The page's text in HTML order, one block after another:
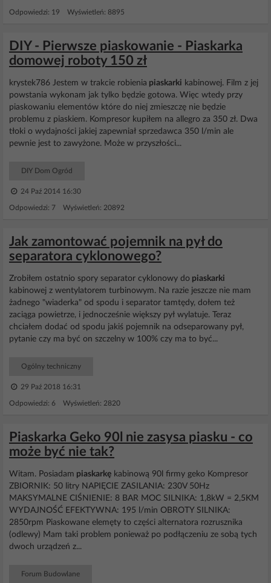
Odpowiedzi: 19 Wyświetleń: 8895
DIY - Pierwsze piaskowanie - Piaskarka
domowej roboty 150 zł
krystek786 Jestem w trakcie robienia piaskarki kabinowej. Film z jej
powstania wykonam jak tylko będzie gotowa. Więc wtedy przy
piaskowaniu elementów które do niej zmieszczę nie będzie
problemu z piaskiem. Kompresor kupiłem na allegro za 350 zł. Dwa
tłoki o wydajności jakiej zapewniał sprzedawca 350 l/min ale
pewnie jest to zawyżone. Może w przyszłości...
DIY Dom Ogród
24 Paź 2014 16:30
Odpowiedzi: 7 Wyświetleń: 20892
Jak zamontować pojemnik na pył do
separatora cyklonowego?
Zrobiłem ostatnio spory separator cyklonowy do piaskarki
kabinowej z wentylatorem turbinowym. Na razie jeszcze nie mam
żadnego "wiaderka" od spodu i separator tamtędy, dołem też
zaciąga powietrze, i jednocześnie większy pył wylatuje. Teraz
chciałem dodać od spodu jakiś pojemnik na odseparowany pył,
pytanie czy ma być on szczelny w 100% czy ma to być...
Ogólny techniczny
29 Paź 2018 16:31
Odpowiedzi: 6 Wyświetleń: 2820
Piaskarka Geko 90l nie zasysa piasku - co
może być nie tak?
Witam. Posiadam piaskarkę kabinową 90l firmy geko Kompresor
ZBIORNIK: 50 litry NAPIĘCIE ZASILANIA: 230V 50Hz
MAKSYMALNE CIŚNIENIE: 8 BAR MOC SILNIKA: 1,8kW = 2,5KM
WYDAJNOŚĆ EFEKTYWNA: 195 l/min OBROTY SILNIKA:
2850rpm Piaskowane elemęty to części alternatora rozrusznika
(odlewy) Mam taki problem ponieważ po podłączeniu ze sobą tych
dwoch urządzeń z...
Forum Budowlane